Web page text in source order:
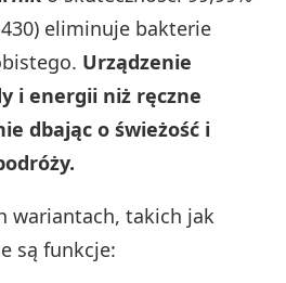
eliminuje bakterie
Urządzenie
i energii niż ręczne
dbając o świeżość i
wariantach, takich jak
są funkcje: